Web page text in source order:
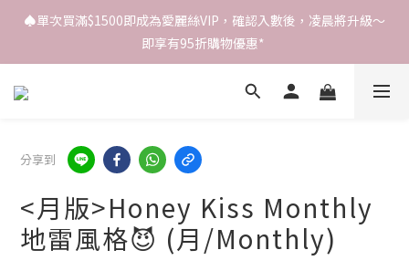
♠️單次買滿$1500即成為愛麗絲VIP，確認入數後，凌晨將升級～
即享有95折購物優惠*
分享到
<月版>Honey Kiss Monthly
地雷風格😈 (月/Monthly)